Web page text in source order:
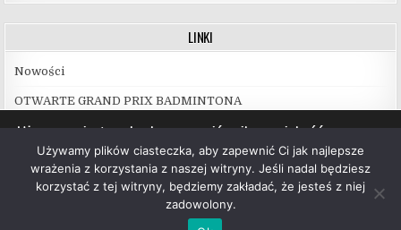
LINKI
Nowości
OTWARTE GRAND PRIX BADMINTONA
Copyright © 2026 UKS Hubal Białystok
Używamy ciasteczek, aby zapewnić najlepszą jakość
korzystania z naszej witryny.
Więcej informacji na temat plików ciasteczka, których
używamy, oraz możliwości ich wyłączenia znajdziesz w
ustawieniach.
Używamy plików ciasteczka, aby zapewnić Ci jak najlepsze
wrażenia z korzystania z naszej witryny. Jeśli nadal będziesz
korzystać z tej witryny, będziemy zakładać, że jesteś z niej
zadowolony.